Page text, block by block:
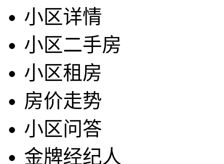
小区详情
小区二手房
小区租房
房价走势
小区问答
金牌经纪人